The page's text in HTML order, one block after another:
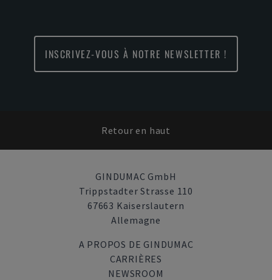
INSCRIVEZ-VOUS À NOTRE NEWSLETTER !
Retour en haut
GINDUMAC GmbH
Trippstadter Strasse 110
67663 Kaiserslautern
Allemagne
A PROPOS DE GINDUMAC
CARRIÈRES
NEWSROOM